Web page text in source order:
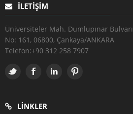
İLETIŞIM
Üniversiteler Mah. Dumlupınar Bulvarı
No: 161, 06800, Çankaya/ANKARA
Telefon:+90 312 258 7907
LINKLER